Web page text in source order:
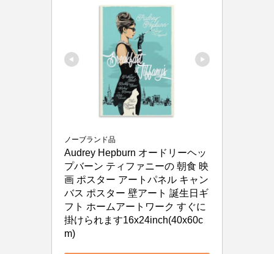
レ・ミゼラブル
レオナルド・ディカプリオ ロケ地巡り
ロバート・パティンソン
名もなき者／A COMPLETE UNKNOWN
成原佑太郎
新田真剣佑 枯れ木に銃弾 洋画
海外移住 田所ちさ
瞬間英作文
ノーブランド品
Audrey Hepburn オードリーヘッ
プバーン ティファニーの 朝食 映
画 ポスター アートパネル キャン
バス ポスター 壁アート 誕生日ギ
フト ホームアートワーク すぐに
掛けられます16x24inch(40x60c
m)